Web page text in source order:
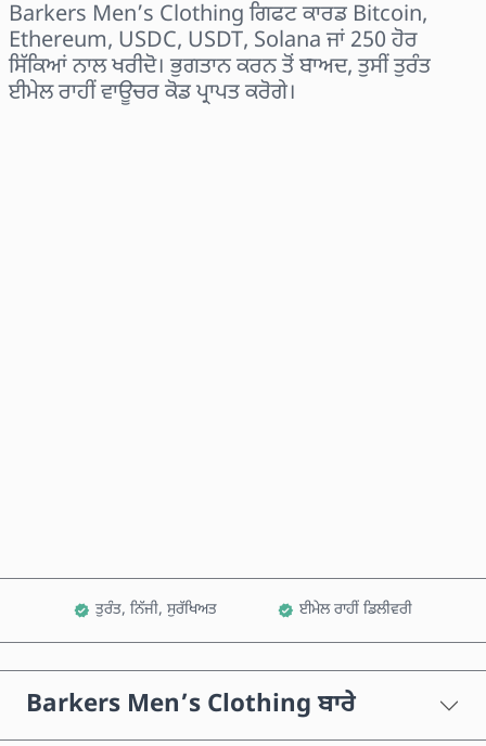
Barkers Men’s Clothing ਗਿਫਟ ਕਾਰਡ Bitcoin,
Ethereum, USDC, USDT, Solana ਜਾਂ 250 ਹੋਰ
ਸਿੱਕਿਆਂ ਨਾਲ ਖਰੀਦੋ। ਭੁਗਤਾਨ ਕਰਨ ਤੋਂ ਬਾਅਦ, ਤੁਸੀਂ ਤੁਰੰਤ
ਈਮੇਲ ਰਾਹੀਂ ਵਾਊਚਰ ਕੋਡ ਪ੍ਰਾਪਤ ਕਰੋਗੇ।
ਤੁਰੰਤ, ਨਿੱਜੀ, ਸੁਰੱਖਿਅਤ ਈਮੇਲ ਰਾਹੀਂ ਡਿਲੀਵਰੀ
Barkers Men’s Clothing ਬਾਰੇ